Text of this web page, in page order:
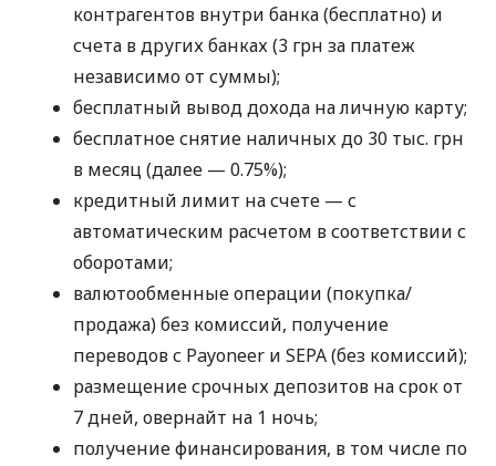
контрагентов внутри банка (бесплатно) и
счета в других банках (3 грн за платеж
независимо от суммы);
бесплатный вывод дохода на личную карту;
бесплатное снятие наличных до 30 тыс. грн
в месяц (далее — 0.75%);
кредитный лимит на счете — с
автоматическим расчетом в соответствии с
оборотами;
валютообменные операции (покупка/
продажа) без комиссий, получение
переводов с Payoneer и SEPA (без комиссий);
размещение срочных депозитов на срок от
7 дней, овернайт на 1 ночь;
получение финансирования, в том числе по